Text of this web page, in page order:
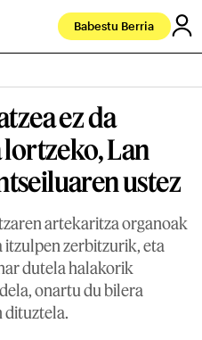
Babestu Berria
ez da
Lan
ustez
artekaritza organoak
itzulpen zerbitzurik, eta
dutela halakorik
onartu du bilera
dituztela.